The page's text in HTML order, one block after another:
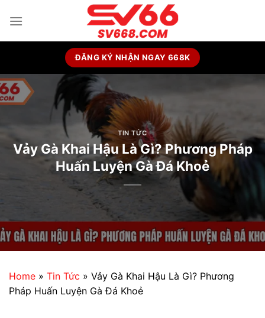
ĐĂNG KÝ NHẬN NGAY 668K
TIN TỨC
Vảy Gà Khai Hậu Là Gì? Phương Pháp
Huấn Luyện Gà Đá Khoẻ
Home » Tin Tức » Vảy Gà Khai Hậu Là Gì? Phương
Pháp Huấn Luyện Gà Đá Khoẻ